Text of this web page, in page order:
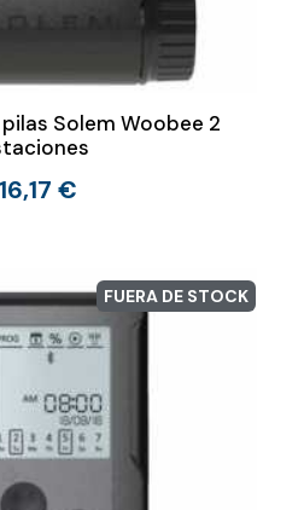
Solem Woobee 2
€
FUERA DE STOCK